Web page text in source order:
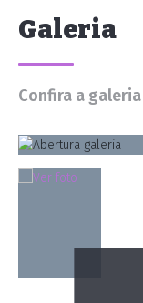
Galeria
Confira a